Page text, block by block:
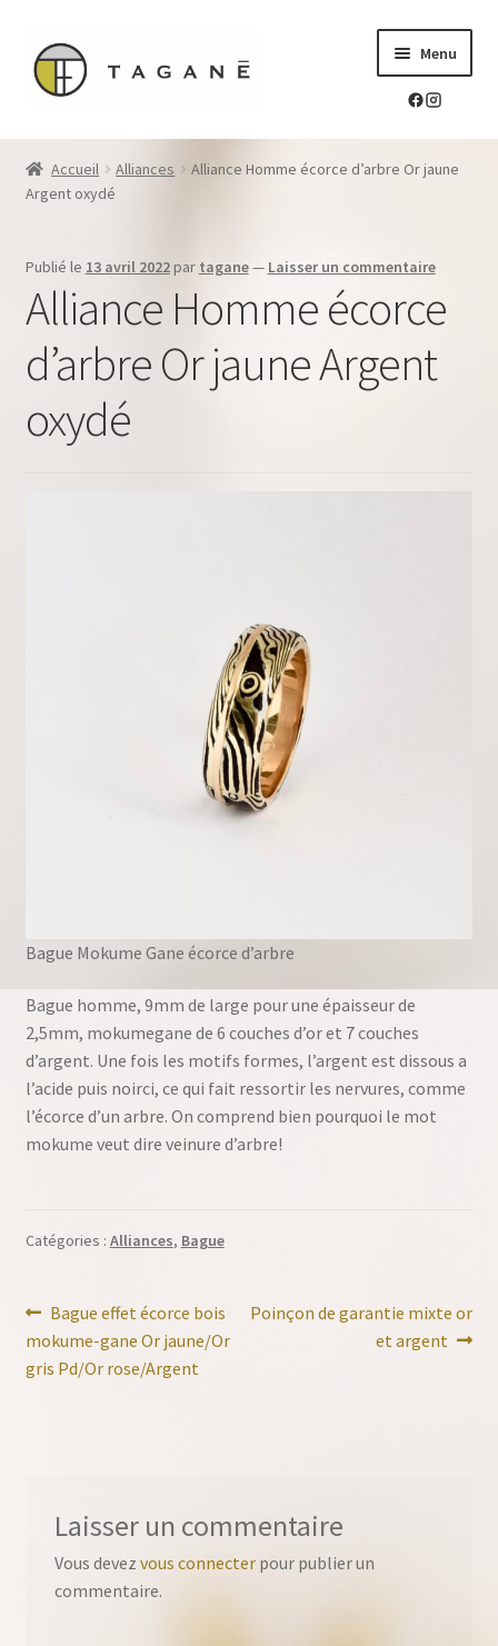
Aller
Aller
au
contenu
Menu
Le sur-mesure en mokume-gane
Mes réalisations
enfant
Blog Tagane
le
menu
Boutique
Ouvrir
menu
Contact
Accueil Alliances
Alliance Homme écorce d’arbre Or jaune
Argent oxydé
Publié le 13 avril 2022 par tagane— Laisser un commentaire
Alliance Homme écorce
d’arbre Or jaune Argent
oxydé
Bague Mokume Gane écorce d’arbre
Bague homme, 9mm de large pour une épaisseur de
2,5mm, mokumegane de 6 couches d’or et 7 couches
d’argent. Une fois les motifs formes, l’argent est dissous a
l’acide puis noirci, ce qui fait ressortir les nervures, comme
l’écorce d’un arbre. On comprend bien pourquoi le mot
mokume veut dire veinure d’arbre!
Catégories : Alliances, Bague
Navigation
de
Article
précédent :
Bague effet écorce bois
mokume-gane Or jaune/Or
gris Pd/Or rose/Argent
Article
Poinçon de garantie mixte or
et argent
Laisser un commentaire
Vous devez vous connecterpour publier un
commentaire.